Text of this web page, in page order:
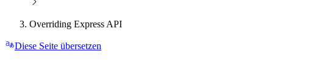
Overriding Express API
Diese Seite übersetzen